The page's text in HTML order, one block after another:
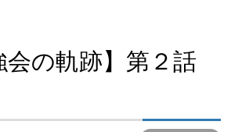
会の軌跡】第２話